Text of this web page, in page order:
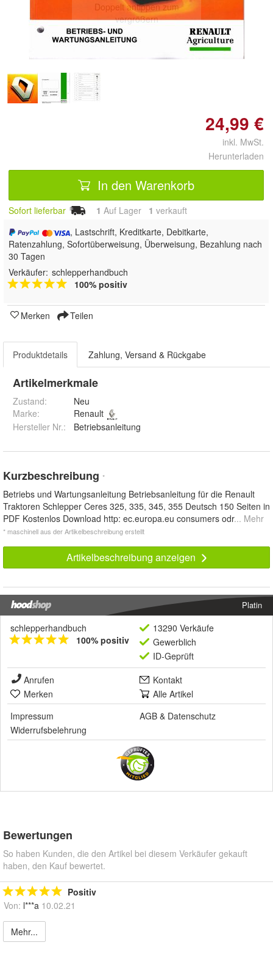
Doppelt antippen zum
vergrößern
24,99 €
inkl. MwSt.
Herunterladen
In den Warenkorb
Sofort lieferbar 1 Auf Lager 1 verkauft
, Lastschrift, Kreditkarte, Debitkarte,
Ratenzahlung, Sofortüberweisung, Überweisung, Bezahlung nach
30 Tagen
Verkäufer: schlepperhandbuch
100% positiv
Merken Teilen
Produktdetails Zahlung, Versand & Rückgabe
Artikelmerkmale
Zustand:
Neu
Marke:
Renault
Hersteller Nr.:
Betriebsanleitung
Kurzbeschreibung *
Betriebs und Wartungsanleitung Betriebsanleitung für die Renault
Traktoren Schlepper Ceres 325, 335, 345, 355 Deutsch 150 Seiten in
PDF Kostenlos Download http: ec.europa.eu consumers odr... Mehr
* maschinell aus der Artikelbeschreibung erstellt
Artikelbeschreibung anzeigen
Platin
schlepperhandbuch
100% positiv
13290 Verkäufe
Gewerblich
ID-Geprüft
Anrufen
Kontakt
Merken
Alle Artikel
Impressum
AGB & Datenschutz
Widerrufsbelehrung
Bewertungen
So haben Kunden, die den Artikel bei diesem Verkäufer gekauft
haben, den Kauf bewertet.
Positiv
Von: l***a 10.02.21
Mehr...